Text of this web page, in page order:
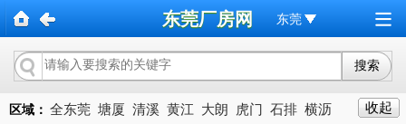
东莞厂房网 东莞
区域： 全东莞 塘厦 清溪 黄江 大朗 虎门 石排 横沥
收起